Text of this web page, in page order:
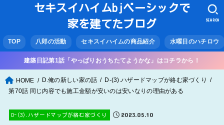
セキスイハイムbjベーシックで
家を建てたブログ
TOP 八郎の活動 セキスイハイムの商品紹介 水曜日のハチロウ
SEARCH
建築日記第1話「やっぱりおうちたてようかな」はコチラから！
HOME D.俺の新しい家の話
D-(3).ハザードマップが絡む家づくり
第70話 同じ内容でも施工金額が安いのは安いなりの理由がある
D-(3).ハザードマップが絡む家づくり 2023.05.10